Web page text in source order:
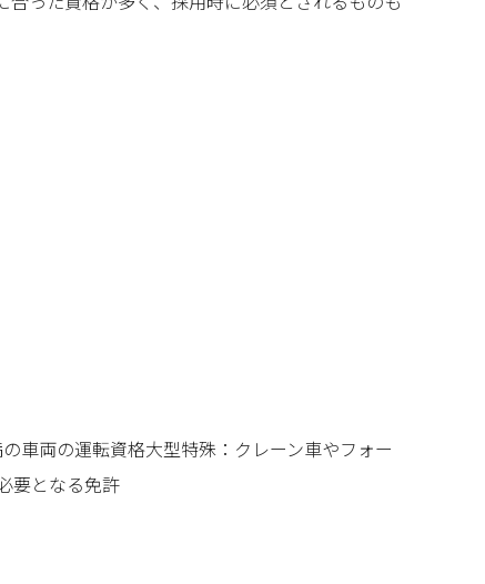
車両の運転資格大型特殊：クレーン車やフォー
要となる免許